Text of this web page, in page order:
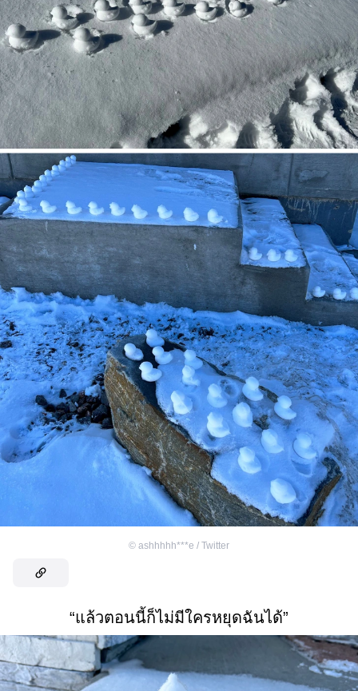
© ashhhhh***e / Twitter
“แล้วตอนนี้ก็ไม่มีใครหยุดฉันได้”